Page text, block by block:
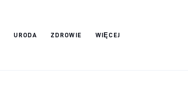
URODA ZDROWIE WIĘCEJ